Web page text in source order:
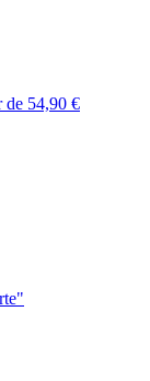
de 54,90 €